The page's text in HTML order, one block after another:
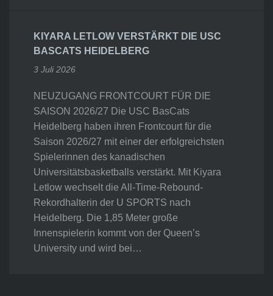
KIYARA LETLOW VERSTÄRKT DIE USC
BASCATS HEIDELBERG
3 Juli 2026
NEUZUGANG FRONTCOURT FÜR DIE
SAISON 2026/27 Die USC BasCats
Heidelberg haben ihren Frontcourt für die
Saison 2026/27 mit einer der erfolgreichsten
Spielerinnen des kanadischen
Universitätsbasketballs verstärkt. Mit Kiyara
Letlow wechselt die All-Time-Rebound-
Rekordhalterin der U SPORTS nach
Heidelberg. Die 1,85 Meter große
Innenspielerin kommt von der Queen’s
University und wird bei…